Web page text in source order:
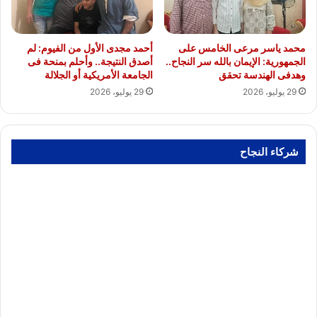
محمد ياسر مرعى الخامس على
الجمهورية: الإيمان بالله سر النجاح..
وهدفى الهندسة تحقق
29 يوليو، 2026
أحمد مجدى الأول من الفيوم: لم
أصدق النتيجة.. وأحلم بمنحة فى
الجامعة الأمريكية أو الجلالة
29 يوليو، 2026
شركاء النجاح